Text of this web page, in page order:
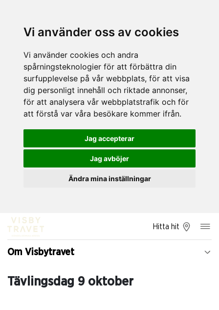
Vi använder oss av cookies
Vi använder cookies och andra
spårningsteknologier för att förbättra din
surfupplevelse på vår webbplats, för att visa
dig personligt innehåll och riktade annonser,
för att analysera vår webbplatstrafik och för
att förstå var våra besökare kommer ifrån.
Jag accepterar
Jag avböjer
Ändra mina inställningar
Hitta hit
Om Visbytravet
Tävlingsdag 9 oktober